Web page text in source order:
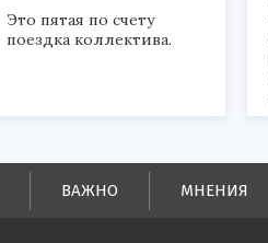
Это пятая по счету
поездка коллектива.
ВАЖНО МНЕНИЯ